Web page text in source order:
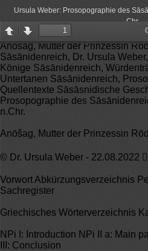
Ursula Weber: Prosopographie des
Chr.
Page
up
Page
down
Anōšag, Mutter der Prinzessin
Sāsānidenreich, Dr. Ursula
Könige Sāsānidenreich,
Untertanen Sāsānidenreich,
Quellentexte Sāsāsnidische
Prosopographie des
n.Chr.
Anōšag, Mutter der Prinzessin
© Dr. Ursula Weber - 22.08.2022
Vorwort Abkürzungsverzeichnis
Sachregister
Griechisches Wörterverzeichnis
NPi I: Introduction NPi II a: Main
III: Conclusion